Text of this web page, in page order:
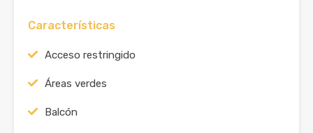
Características
Acceso restringido
Áreas verdes
Balcón